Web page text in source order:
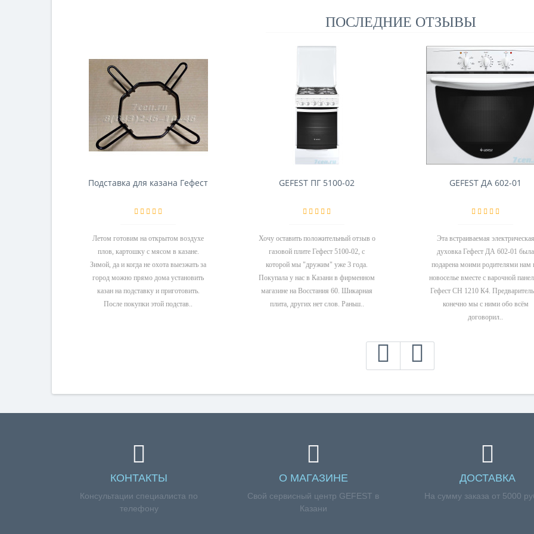
ПОСЛЕДНИЕ ОТЗЫВЫ
Подставка для казана Гефест
Летом готовим на открытом воздухе
плов, картошку с мясом в казане.
Зимой, да и когда не охота выезжать за
город можно прямо дома установить
казан на подставку и приготовить.
После покупки этой подстав..
GEFEST ПГ 5100-02
Хочу оставить положительный отзыв о
газовой плите Гефест 5100-02, с
которой мы "дружим" уже 3 года.
Покупала у нас в Казани в фирменном
магазине на Восстания 60. Шикарная
плита, других нет слов. Раньш..
GEFEST ДА 602-01
Эта встраиваемая электрическая
духовка Гефест ДА 602-01 была
подарена моими родителями нам
новоселье вместе с варочной
Гефест СН 1210 К4.
конечно мы с ними обо всём
договорил..
КОНТАКТЫ
Консультации специалиста по
телефону
О МАГАЗИНЕ
Свой сервисный центр GEFEST в
Казани
ДОСТАВКА
На сумму заказа от 5000